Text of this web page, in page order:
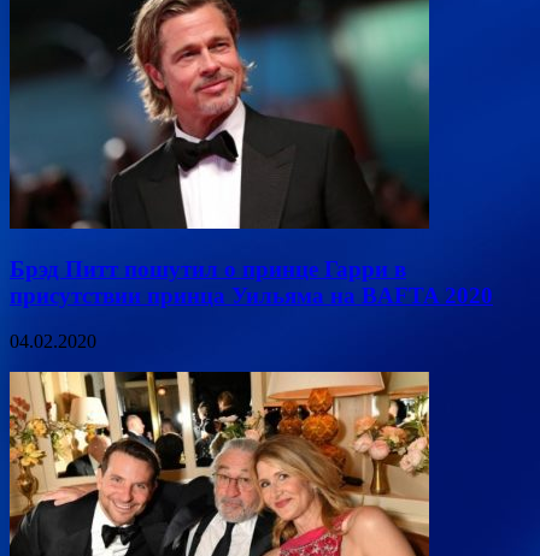
Брэд Питт пошутил о принце Гарри в
присутствии принца Уильяма на BAFTA 2020
04.02.2020